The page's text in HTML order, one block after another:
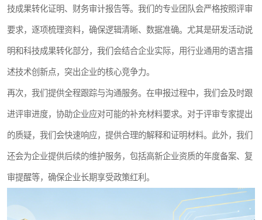
技成果转化证明、财务审计报告等。我们的专业团队会严格按照评审
要求，逐项梳理资料，确保逻辑清晰、数据准确。尤其是研发活动说
明和科技成果转化部分，我们会结合企业实际，用行业通用的语言描
述技术创新点，突出企业的核心竞争力。
再次，我们提供全程跟踪与沟通服务。在申报过程中，我们会及时跟
进评审进度，协助企业应对可能的补充材料要求。对于评审专家提出
的质疑，我们会快速响应，提供合理的解释和证明材料。此外，我们
还会为企业提供后续的维护服务，包括高新企业资质的年度备案、复
审提醒等，确保企业长期享受政策红利。